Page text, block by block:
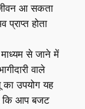
आ सकता
होता
से जाने में
वाले
का उपयोग यह
कि आप बजट